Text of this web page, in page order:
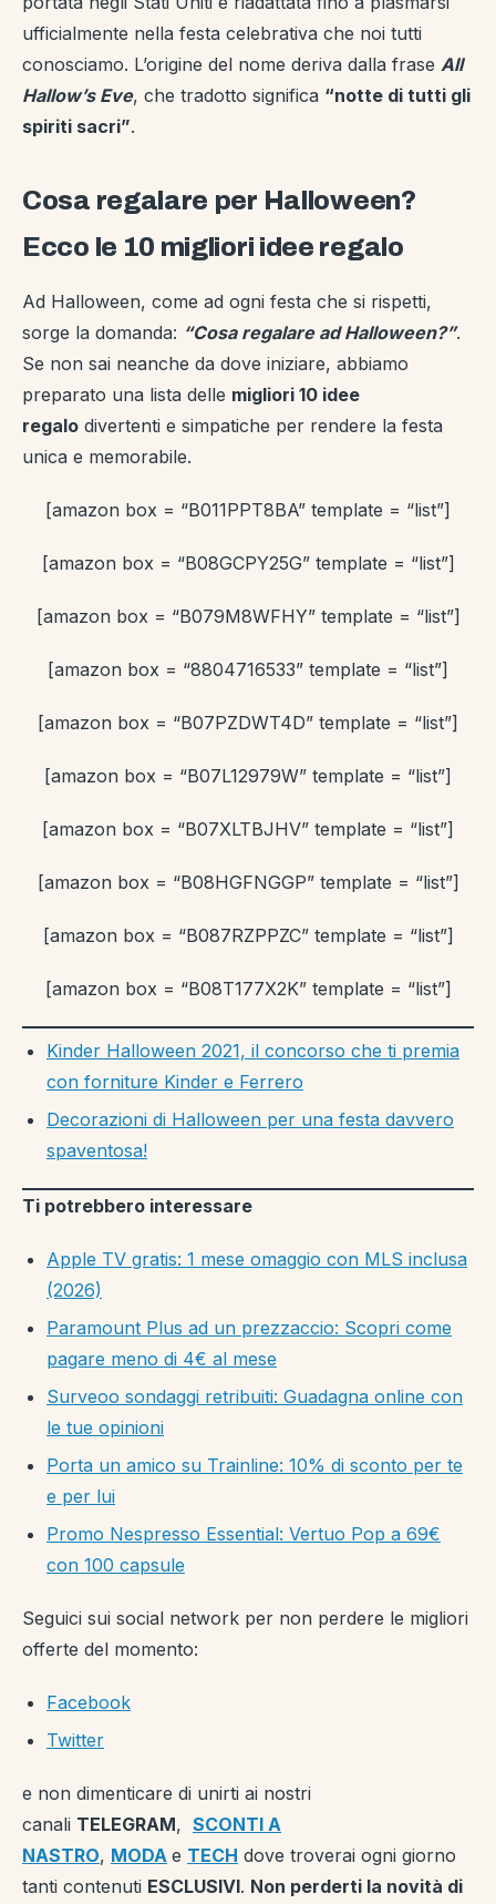
ufficialmente nella festa celebrativa che noi tutti
conosciamo. L’origine del nome deriva dalla frase All
Hallow’s Eve, che tradotto significa “notte di tutti gli
spiriti sacri”.
Cosa regalare per Halloween?
Ecco le 10 migliori idee regalo
Ad Halloween, come ad ogni festa che si rispetti,
sorge la domanda: “Cosa regalare ad Halloween?”.
Se non sai neanche da dove iniziare, abbiamo
preparato una lista delle migliori 10 idee
regalo divertenti e simpatiche per rendere la festa
unica e memorabile.
[amazon box = “B011PPT8BA” template = “list”]
[amazon box = “B08GCPY25G” template = “list”]
[amazon box = “B079M8WFHY” template = “list”]
[amazon box = “8804716533” template = “list”]
[amazon box = “B07PZDWT4D” template = “list”]
[amazon box = “B07L12979W” template = “list”]
[amazon box = “B07XLTBJHV” template = “list”]
[amazon box = “B08HGFNGGP” template = “list”]
[amazon box = “B087RZPPZC” template = “list”]
[amazon box = “B08T177X2K” template = “list”]
Kinder Halloween 2021, il concorso che ti premia
con forniture Kinder e Ferrero
Decorazioni di Halloween per una festa davvero
spaventosa!
Ti potrebbero interessare
Apple TV gratis: 1 mese omaggio con MLS inclusa
(2026)
Paramount Plus ad un prezzaccio: Scopri come
pagare meno di 4€ al mese
Surveoo sondaggi retribuiti: Guadagna online con
le tue opinioni
Porta un amico su Trainline: 10% di sconto per te
e per lui
Promo Nespresso Essential: Vertuo Pop a 69€
con 100 capsule
Seguici sui social network per non perdere le migliori
offerte del momento:
Facebook
Twitter
e non dimenticare di unirti ai nostri
canali TELEGRAM, SCONTI A
NASTRO, MODA e TECH dove troverai ogni giorno
tanti contenuti ESCLUSIVI. Non perderti la novità di